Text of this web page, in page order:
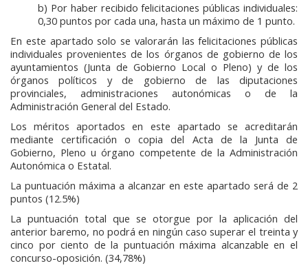
b) Por haber recibido felicitaciones públicas individuales:
0,30 puntos por cada una, hasta un máximo de 1 punto.
En este apartado solo se valorarán las felicitaciones públicas
individuales provenientes de los órganos de gobierno de los
ayuntamientos (Junta de Gobierno Local o Pleno) y de los
órganos políticos y de gobierno de las diputaciones
provinciales, administraciones autonómicas o de la
Administración General del Estado.
Los méritos aportados en este apartado se acreditarán
mediante certificación o copia del Acta de la Junta de
Gobierno, Pleno u órgano competente de la Administración
Autonómica o Estatal.
La puntuación máxima a alcanzar en este apartado será de 2
puntos (12.5%)
La puntuación total que se otorgue por la aplicación del
anterior baremo, no podrá en ningún caso superar el treinta y
cinco por ciento de la puntuación máxima alcanzable en el
concurso-oposición. (34,78%)